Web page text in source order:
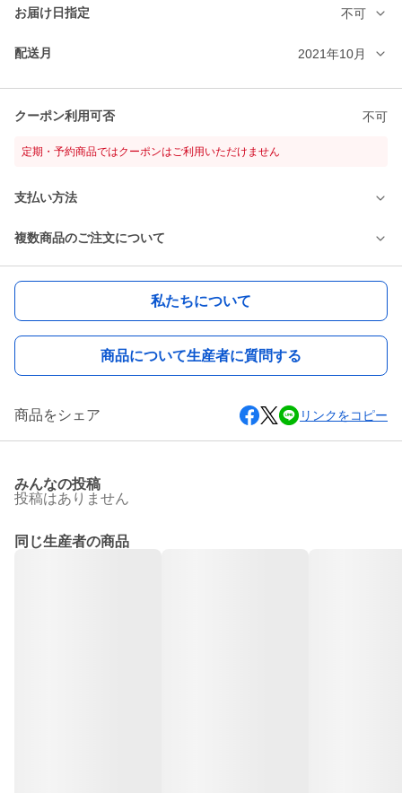
お届け日指定 不可
配送月 2021年10月
クーポン利用可否 不可
定期・予約商品ではクーポンはご利用いただけません
支払い方法
複数商品のご注文について
私たちについて
商品について生産者に質問する
商品をシェア リンクをコピー
みんなの投稿
投稿はありません
同じ生産者の商品